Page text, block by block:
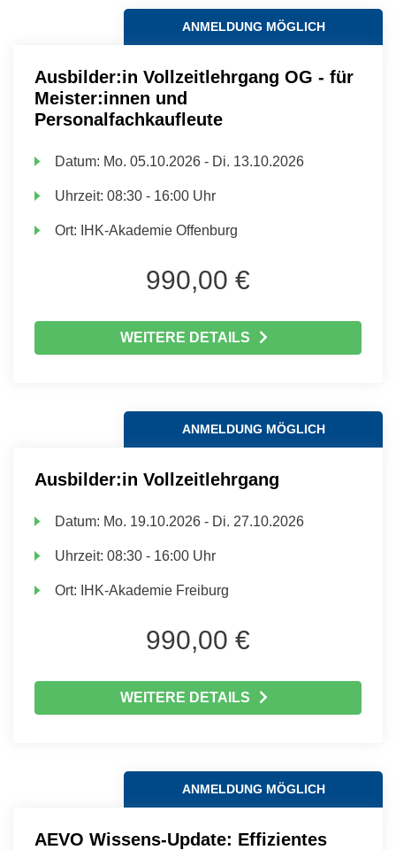
ANMELDUNG MÖGLICH
Ausbilder:in Vollzeitlehrgang OG - für
Meister:innen und
Personalfachkaufleute
Datum: Mo. 05.10.2026 - Di. 13.10.2026
Uhrzeit:08:30 - 16:00 Uhr
Ort: IHK-Akademie Offenburg
990,00 €
WEITERE DETAILS
ANMELDUNG MÖGLICH
Ausbilder:in Vollzeitlehrgang
Datum: Mo. 19.10.2026 - Di. 27.10.2026
Uhrzeit:08:30 - 16:00 Uhr
Ort: IHK-Akademie Freiburg
990,00 €
WEITERE DETAILS
ANMELDUNG MÖGLICH
AEVO Wissens-Update: Effizientes